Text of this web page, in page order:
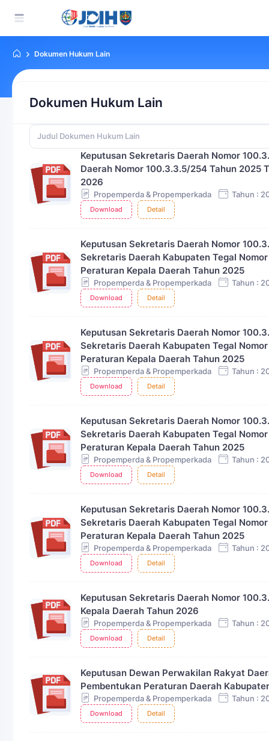
Dokumen Hukum Lain
Dokumen Hukum Lain
Keputusan Sekretaris Daerah Nomor
Daerah Nomor 100.3.3.5/254 Tahun 2025
2026
Propemperda & Propemperkada Tahun :
Download Detail
Keputusan Sekretaris Daerah Nomor
Sekretaris Daerah Kabupaten Tegal
Peraturan Kepala Daerah Tahun 2025
Propemperda & Propemperkada Tahun :
Download Detail
Keputusan Sekretaris Daerah Nomor
Sekretaris Daerah Kabupaten Tegal
Peraturan Kepala Daerah Tahun 2025
Propemperda & Propemperkada Tahun :
Download Detail
Keputusan Sekretaris Daerah Nomor
Sekretaris Daerah Kabupaten Tegal
Peraturan Kepala Daerah Tahun 2025
Propemperda & Propemperkada Tahun :
Download Detail
Keputusan Sekretaris Daerah Nomor
Sekretaris Daerah Kabupaten Tegal
Peraturan Kepala Daerah Tahun 2025
Propemperda & Propemperkada Tahun :
Download Detail
Keputusan Sekretaris Daerah Nomor
Kepala Daerah Tahun 2026
Propemperda & Propemperkada Tahun :
Download Detail
Keputusan Dewan Perwakilan Rakyat
Pembentukan Peraturan Daerah
Propemperda & Propemperkada Tahun :
Download Detail